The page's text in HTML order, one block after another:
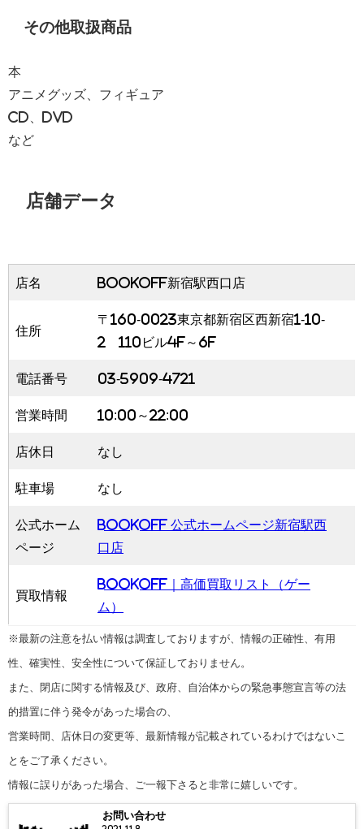
その他取扱商品
本
アニメグッズ、フィギュア
CD、DVD
など
店舗データ
店名 BOOKOFF新宿駅西口店
住所
〒160-0023東京都新宿区西新宿1-10-
2 110ビル4F～6F
電話番号 03-5909-4721
営業時間 10:00～22:00
店休日 なし
駐車場 なし
公式ホーム
ページ
BOOKOFF 公式ホームページ新宿駅西
口店
買取情報
BOOKOFF｜高価買取リスト（ゲー
ム）
※最新の注意を払い情報は調査しておりますが、情報の正確性、有用
性、確実性、安全性について保証しておりません。
また、閉店に関する情報及び、政府、自治体からの緊急事態宣言等の法
的措置に伴う発令があった場合の、
営業時間、店休日の変更等、最新情報が記載されているわけではないこ
とをご了承ください。
情報に誤りがあった場合、ご一報下さると非常に嬉しいです。
お問い合わせ